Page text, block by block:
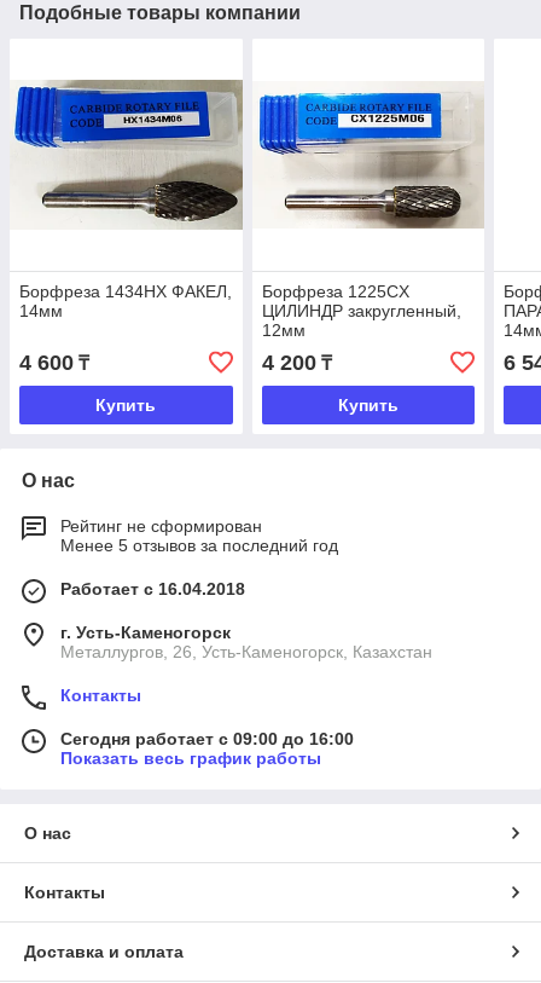
Подобные товары компании
Борфреза 1434HX ФАКЕЛ,
14мм
4 600 ₸
Купить
Борфреза 1225CX
ЦИЛИНДР закругленный,
12мм
4 200₸
Купить
6
О нас
Рейтинг не сформирован
Менее 5 отзывов за последний год
Работает с 16.04.2018
г. Усть-Каменогорск
Металлургов, 26, Усть-Каменогорск, Казахстан
Контакты
Сегодня работает с 09:00 до 16:00
Показать весь график работы
О нас
Контакты
Доставка и оплата